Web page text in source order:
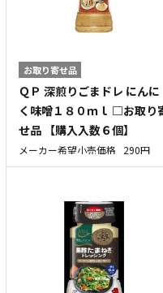
お取り寄せ品
ＱＰ 深煎りごまドレ にんに
く味噌１８０ｍｌ □お取り
せ品 【購入入数６個】
メーカー希望小売価格 290円